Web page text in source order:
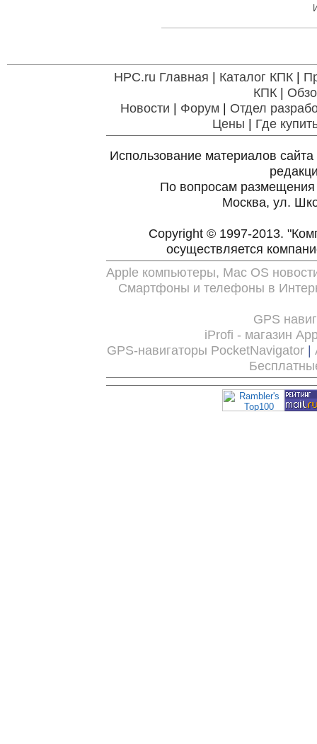
HPC.ru Главная | Каталог КПК|
КПК|
Новости | Форум | Отдел
Цены | Где
Использование материалов
По вопросам
Москва, ул.
Copyright © 1997-2013.
осуществляется
Apple компьютеры, Mac OS
Смартфоны и телефоны в
GPS
iProfi - магазин
GPS-навигаторы PocketNavigator |